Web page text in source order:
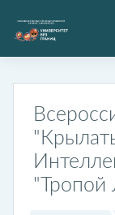
"Тропой